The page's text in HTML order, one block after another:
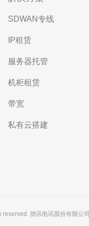
SDWAN专线
IP租赁
服务器托管
机柜租赁
带宽
私有云搭建
德讯电讯股份有限公司